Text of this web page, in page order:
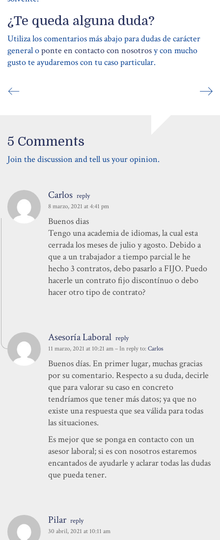
¿Te queda alguna duda?
Utiliza los comentarios más abajo para dudas de carácter
general oponte en contacto con nosotrosy con mucho
gusto te ayudaremos con tu caso particular.
5 Comments
Join the discussion and tell us your opinion.
Carlos reply
8 marzo, 2021 at 4:41 pm
Buenos dias
Tengo una academia de idiomas, la cual esta
cerrada los meses de julio y agosto. Debido a
que a un trabajador a tiempo parcial le he
hecho 3 contratos, debo pasarlo a FIJO. Puedo
hacerle un contrato fijo discontínuo o debo
hacer otro tipo de contrato?
Asesoría Laboral reply
11 marzo, 2021 at 10:21 am– In reply to: Carlos
Buenos días. En primer lugar, muchas gracias
por su comentario. Respecto a su duda, decirle
que para valorar su caso en concreto
tendríamos que tener más datos; ya que no
existe una respuesta que sea válida para todas
las situaciones.
Es mejor que se ponga en contacto con un
asesor laboral; si es con nosotros estaremos
encantados de ayudarle y aclarar todas las dudas
que pueda tener.
Pilar reply
30 abril, 2021 at 10:11 am